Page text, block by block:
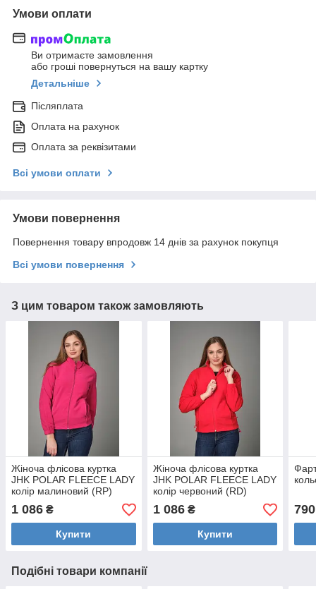
Умови оплати
Ви отримаєте замовлення
або гроші повернуться на вашу картку
Детальніше
Післяплата
Оплата на рахунок
Оплата за реквізитами
Всі умови оплати
Умови повернення
Повернення товару впродовж 14 днів за рахунок покупця
Всі умови повернення
З цим товаром також замовляють
Жіноча флісова куртка
JHK POLAR FLEECE LADY
колір малиновий (RP)
1 086 ₴
Купити
Жіноча флісова куртка
JHK POLAR FLEECE LADY
колір червоний (RD)
1 086₴
Купити
790
Подібні товари компанії